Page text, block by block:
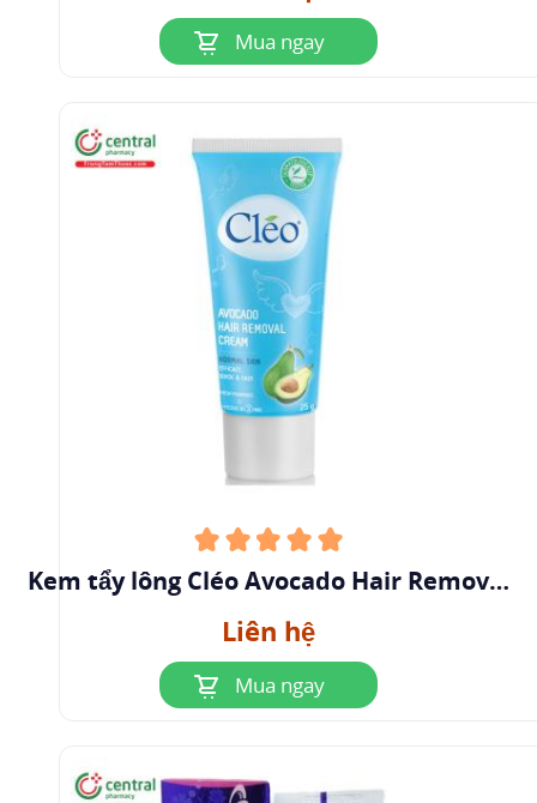
Mua ngay
Kem tẩy lông Cléo Avocado Hair Removal
Liên hệ
Mua ngay